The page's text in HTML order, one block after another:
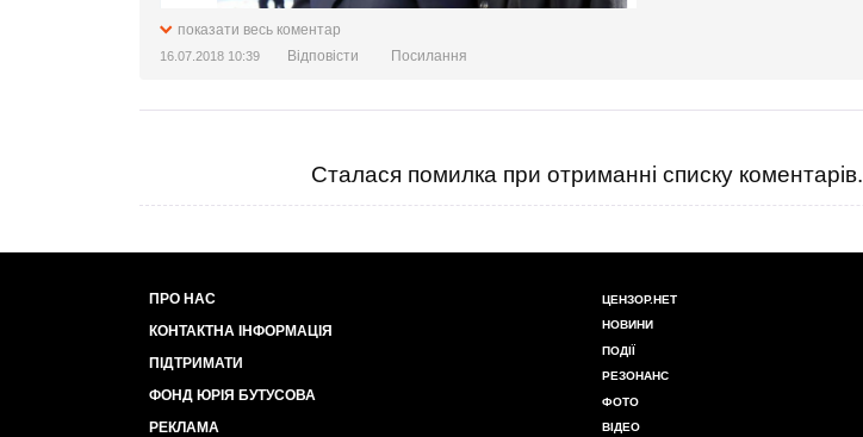
показати весь коментар
16.07.2018 10:39 Відповісти Посилання
Сталася помилка при отриманні списку коментарів.
ПРО НАС
КОНТАКТНА ІНФОРМАЦІЯ
ПІДТРИМАТИ
ФОНД ЮРІЯ БУТУСОВА
РЕКЛАМА
ЦЕНЗОР.НЕТ
НОВИНИ
ПОДІЇ
РЕЗОНАНС
ФОТО
ВІДЕО